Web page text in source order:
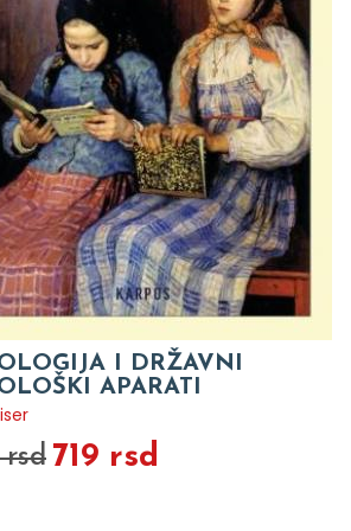
I DRŽAVNI
APARATI
rsd 719 rsd